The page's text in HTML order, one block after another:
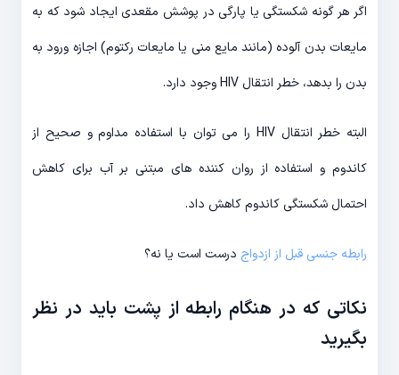
اگر هر گونه شکستگی یا پارگی در پوشش مقعدی ایجاد شود که به
مایعات بدن آلوده (مانند مایع منی یا مایعات رکتوم) اجازه ورود به
بدن را بدهد، خطر انتقال HIV وجود دارد.
البته خطر انتقال HIV را می توان با استفاده مداوم و صحیح از
کاندوم و استفاده از روان کننده های مبتنی بر آب برای کاهش
احتمال شکستگی کاندوم کاهش داد.
رابطه جنسی قبل از ازدواج درست است یا نه؟
نکاتی که در هنگام رابطه از پشت باید در نظر
بگیرید